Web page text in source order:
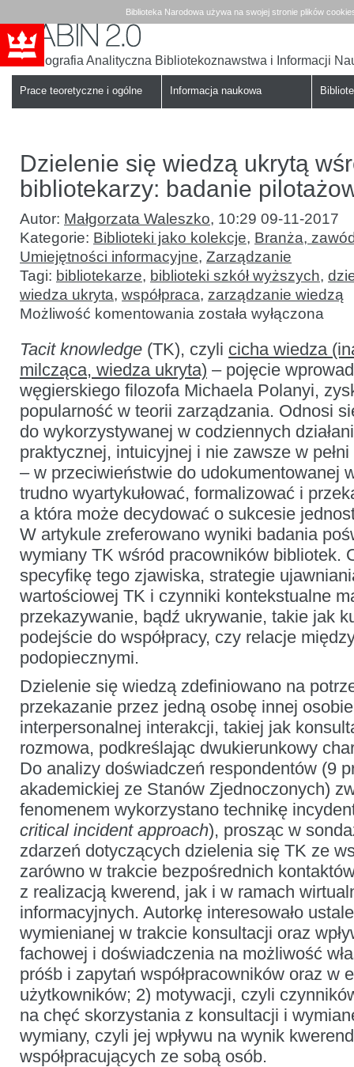
Biblioteka Narodowa używa na swojej stronie plików
Babin
Bibliografia Analityczna Bibliotekoznawstwa i Informacji
Prace teoretyczne i ogólne Informacja naukowa
Dzielenie się wiedzą ukrytą
bibliotekarzy: badanie
Autor: Małgorzata Waleszko, 10:29 09-11-2017
Kategorie: Biblioteki jako kolekcje, Branża,
Umiejętności informacyjne, Zarządzanie
Tagi: bibliotekarze, biblioteki szkół wyższych,
wiedza ukryta, współpraca, zarządzanie wiedzą
Możliwość komentowania Dzielenie
się
ukrytą
wśród
bibliotekarzy:
badanie
pilotażowe
została wyłączona
Tacit knowledge (TK), czyli cicha wiedza
milcząca, wiedza ukryta) – pojęcie
węgierskiego filozofa Michaela Polanyi,
popularność w teorii zarządzania. Odnosi
do wykorzystywanej w codziennych
praktycznej, intuicyjnej i nie zawsze w
– w przeciwieństwie do udokumentowanej
trudno wyartykułować, formalizować i
a która może decydować o sukcesie
W artykule zreferowano wyniki badania
wymiany TK wśród pracowników bibliotek.
specyfikę tego zjawiska, strategie
wartościowej TK i czynniki kontekstualne
przekazywanie, bądź ukrywanie, takie jak
podejście do współpracy, czy relacje
podopiecznymi.
Dzielenie się wiedzą zdefiniowano na
przekazanie przez jedną osobę innej
interpersonalnej interakcji, takiej jak
rozmowa, podkreślając dwukierunkowy
Do analizy doświadczeń respondentów (9
akademickiej ze Stanów Zjednoczonych)
fenomenem wykorzystano technikę
critical incident approach), prosząc w
zdarzeń dotyczących dzielenia się TK ze
zarówno w trakcie bezpośrednich
z realizacją kwerend, jak i w ramach
informacyjnych. Autorkę interesowało
wymienianej w trakcie konsultacji oraz
fachowej i doświadczenia na możliwość
próśb i zapytań współpracowników oraz w
użytkowników; 2) motywacji, czyli
na chęć skorzystania z konsultacji i
wymiany, czyli jej wpływu na wynik
współpracujących ze sobą osób.